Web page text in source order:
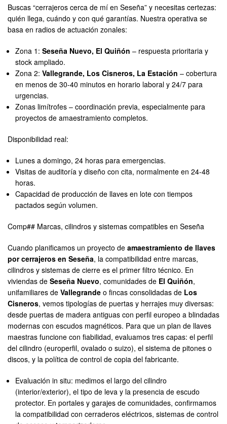
Buscas “cerrajeros cerca de mí en Seseña” y necesitas certezas:
quién llega, cuándo y con qué garantías. Nuestra operativa se
basa en radios de actuación zonales:
Zona 1:Seseña Nuevo, El Quiñón – respuesta prioritaria y
stock ampliado.
Zona 2:Vallegrande, Los Cisneros, La Estación – cobertura
en menos de 30-40 minutos en horario laboral y 24/7 para
urgencias.
Zonas limítrofes – coordinación previa, especialmente para
proyectos de amaestramiento completos.
Disponibilidad real:
Lunes a domingo, 24 horas para emergencias.
Visitas de auditoría y diseño con cita, normalmente en 24-48
horas.
Capacidad de producción de llaves en lote con tiempos
pactados según volumen.
Comp## Marcas, cilindros y sistemas compatibles en Seseña
Cuando planificamos un proyecto de amaestramiento de llaves
por cerrajeros en Seseña, la compatibilidad entre marcas,
cilindros y sistemas de cierre es el primer filtro técnico. En
viviendas de Seseña Nuevo, comunidades de El Quiñón,
unifamiliares de Vallegrande o fincas consolidadas de Los
Cisneros, vemos tipologías de puertas y herrajes muy diversas:
desde puertas de madera antiguas con perfil europeo a blindadas
modernas con escudos magnéticos. Para que un plan de llaves
maestras funcione con fiabilidad, evaluamos tres capas: el perfil
del cilindro (europerfil, ovalado o suizo), el sistema de pitones o
discos, y la política de control de copia del fabricante.
Evaluación in situ: medimos el largo del cilindro
(interior/exterior), el tipo de leva y la presencia de escudo
protector. En portales y garajes de comunidades, confirmamos
la compatibilidad con cerraderos eléctricos, sistemas de control